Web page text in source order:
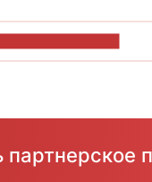
партнерское